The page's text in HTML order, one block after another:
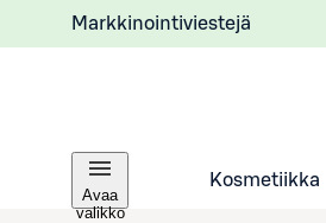
Markkinointiviestejä
Avaa
valikko
Kosmetiikka